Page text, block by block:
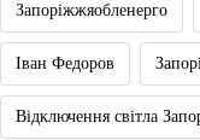
Запоріжжяобленерго
Іван Федоров
Відключення світла